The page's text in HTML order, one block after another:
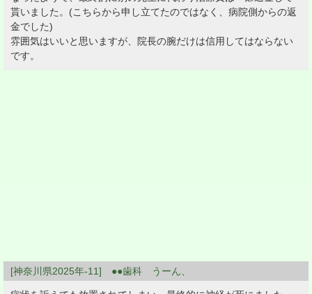
貰いました。(こちらから申し立てたのではなく、病院側からの返
金でした)
雰囲気はいいと思いますが、院長の腕だけは信用してはならない
です。
[神奈川県2025年-11] ●●歯科 うーん、